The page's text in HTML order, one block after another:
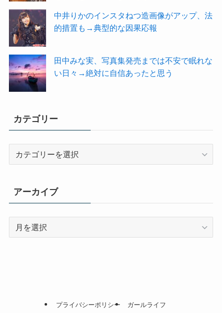
中井りかのインスタねつ造画像がアップ、法
的措置も→典型的な因果応報
田中みな実、写真集発売までは不安で眠れな
い日々→絶対に自信あったと思う
カテゴリー
リ
ー
アーカイブ
プライバシーポリシー ガールライフ